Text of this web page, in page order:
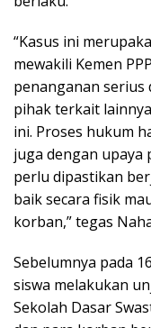
“Kasus ini
mewakili Kemen
penanganan
pihak terkait
ini. Proses hukum
juga dengan upaya
perlu dipastikan
baik secara fisik
korban,” tegas
Sebelumnya pada
siswa melakukan
Sekolah Dasar